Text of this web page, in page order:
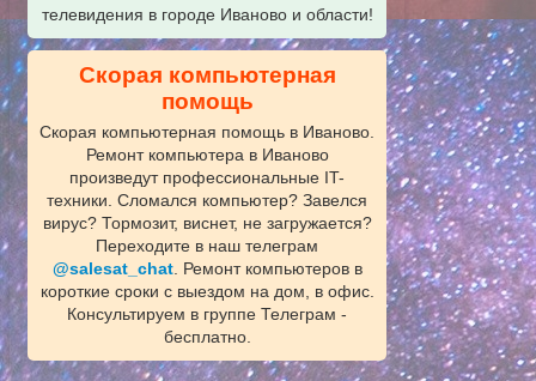
телевидения в городе Иваново и области!
Скорая компьютерная
помощь
Скорая компьютерная помощь в Иваново.
Ремонт компьютера в Иваново
произведут профессиональные IT-
техники. Сломался компьютер? Завелся
вирус? Тормозит, виснет, не загружается?
Переходите в наш телеграм
@salesat_chat. Ремонт компьютеров в
короткие сроки с выездом на дом, в офис.
Консультируем в группе Телеграм -
бесплатно.